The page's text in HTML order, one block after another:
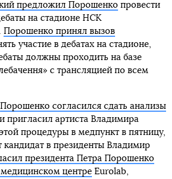
предложил Порошенкопровести
на стадионе НСК
Порошенко принял вызов
участие в дебатах на стадионе,
должны проходить на базе
с трансляцией по всем
Порошенко согласился сдать анализы
пригласил артиста Владимира
процедуры в медпункт в пятницу,
кандидат в президенты Владимир
президента Петра Порошенко
центреEurolab,